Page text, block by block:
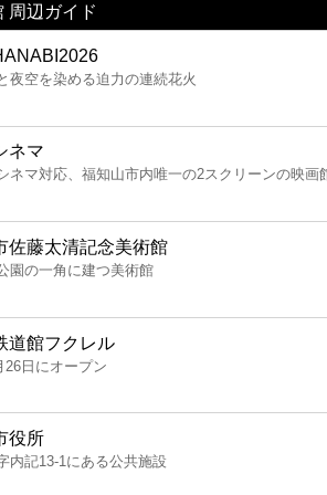
周辺ガイド
夜空を染める迫力の連続花火
ネマ
ネマ対応、福知山市内唯一の2スクリーンの映画
佐藤太清記念美術館
園の一角に建つ美術館
道館フクレル
26日にオープン
役所
内記13-1にある公共施設